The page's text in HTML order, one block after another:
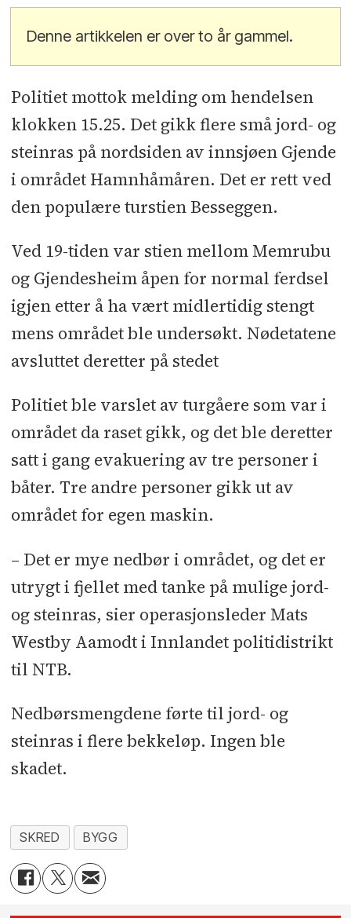
Denne artikkelen er over to år gammel.
Politiet mottok melding om hendelsen
klokken 15.25. Det gikk flere små jord- og
steinras på nordsiden av innsjøen Gjende
i området Hamnhåmåren. Det er rett ved
den populære turstien Besseggen.
Ved 19-tiden var stien mellom Memrubu
og Gjendesheim åpen for normal ferdsel
igjen etter å ha vært midlertidig stengt
mens området ble undersøkt. Nødetatene
avsluttet deretter på stedet
Politiet ble varslet av turgåere som var i
området da raset gikk, og det ble deretter
satt i gang evakuering av tre personer i
båter. Tre andre personer gikk ut av
området for egen maskin.
– Det er mye nedbør i området, og det er
utrygt i fjellet med tanke på mulige jord-
og steinras, sier operasjonsleder Mats
Westby Aamodt i Innlandet politidistrikt
til NTB.
Nedbørsmengdene førte til jord- og
steinras i flere bekkeløp. Ingen ble
skadet.
SKRED BYGG